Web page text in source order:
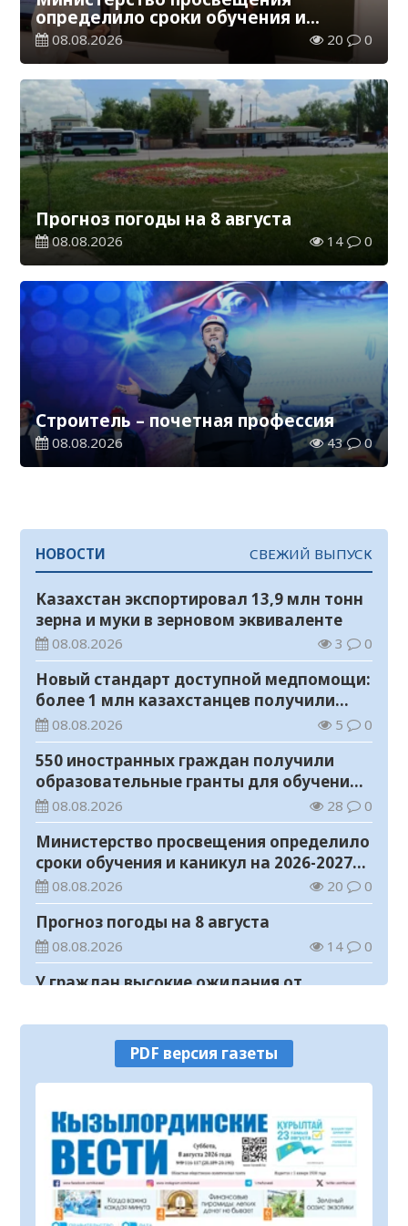
определило сроки обучения и
каникул на 2026-2027 учебный год
08.08.2026 20 0
Прогноз погоды на 8 августа
08.08.2026 14 0
Строитель – почетная профессия
08.08.2026 43 0
НОВОСТИ СВЕЖИЙ ВЫПУСК
Казахстан экспортировал 13,9 млн тонн
зерна и муки в зерновом эквиваленте
08.08.2026 3 0
Новый стандарт доступной медпомощи:
более 1 млн казахстанцев получили
телемедицинские услуги
08.08.2026 5 0
550 иностранных граждан получили
образовательные гранты для обучения в
Казахстане
08.08.2026 28 0
Министерство просвещения определило
сроки обучения и каникул на 2026-2027
учебный год
08.08.2026 20 0
Прогноз погоды на 8 августа
08.08.2026 14 0
У граждан высокие ожидания от
общественного мнения
07.08.2026 65 0
В Жанакоргане введена в эксплуатацию
водораспределительная станция
07.08.2026
В Кызылординской области
продолжается экологическая акция
«Таза Қазақстан»
07.08.2026 76
PDF версия газеты